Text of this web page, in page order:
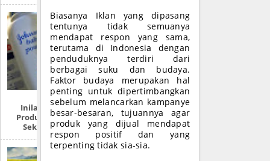
Inilah Produk-
Produk Zionis Di
Sekitar Anda
Biasanya Iklan yang dipasang
tentunya tidak semuanya
mendapat respon yang sama,
terutama di Indonesia dengan
penduduknya terdiri dari
berbagai suku dan budaya.
Faktor budaya merupakan hal
penting untuk dipertimbangkan
sebelum melancarkan kampanye
besar-besaran, tujuannya agar
produk yang dijual mendapat
respon positif dan yang
terpenting tidak sia-sia.